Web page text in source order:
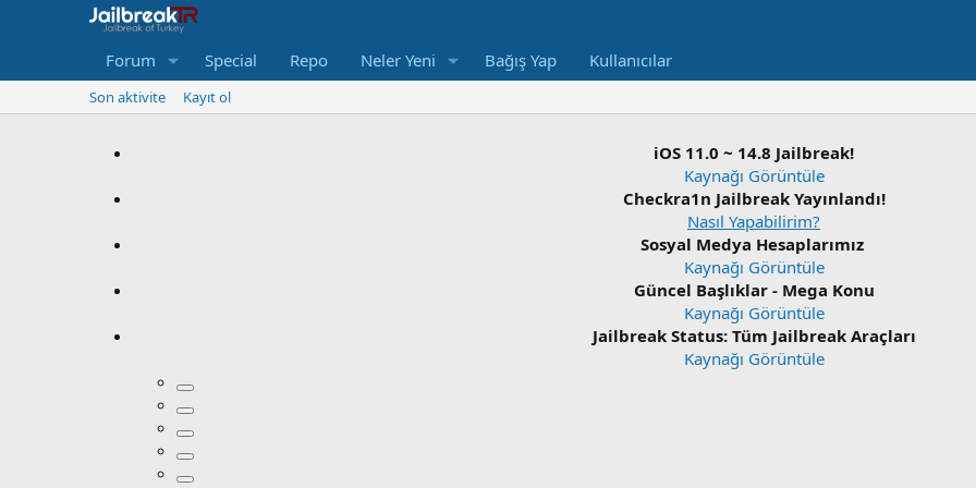
Forum Special Repo Neler Yeni Bağış Yap Kullanıcılar
Son aktivite Kayıt ol
iOS 11.0 ~ 14.8 Jailbreak!
Kaynağı Görüntüle
Checkra1n Jailbreak Yayınlandı!
Nasıl Yapabilirim?
Sosyal Medya Hesaplarımız
Kaynağı Görüntüle
Güncel Başlıklar - Mega Konu
Kaynağı Görüntüle
Jailbreak Status: Tüm Jailbreak Araçları
Kaynağı Görüntüle